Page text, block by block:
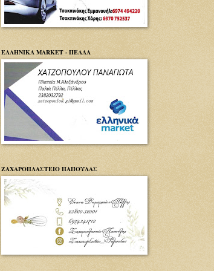
ΕΛΛΗΝΙΚΑ MARKET - ΠΕΛΛΑ
ΖΑΧΑΡΟΠΛΑΣΤΕΙΟ ΠΑΠΟΥΛΑΣ